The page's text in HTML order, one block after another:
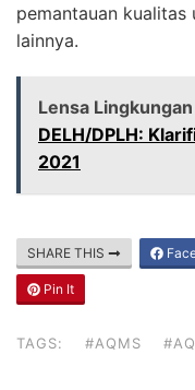
pemantauan
lainnya.
Lensa Lingkungan
DELH/DPLH:
2021
SHARE THIS
Pin It
TAGS: #AQMS